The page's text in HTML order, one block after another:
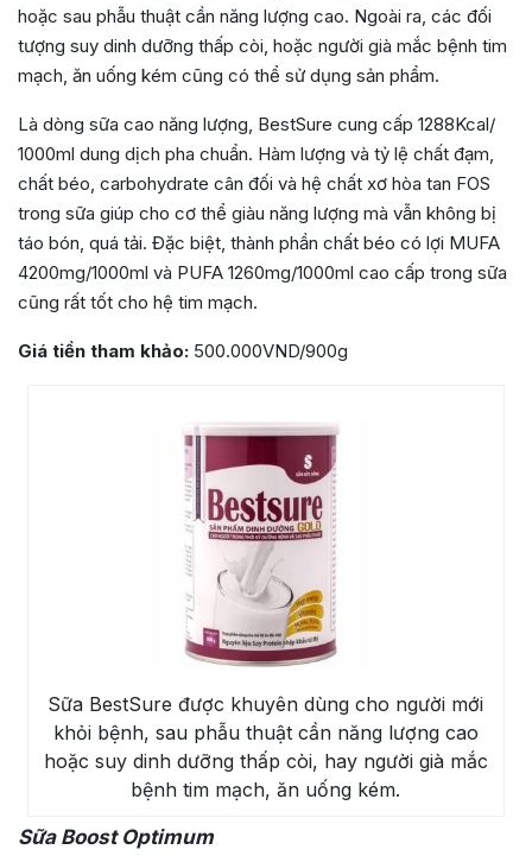
hoặc sau phẫu thuật cần năng lượng cao. Ngoài ra, các đối
tượng suy dinh dưỡng thấp còi, hoặc người già mắc bệnh tim
mạch, ăn uống kém cũng có thể sử dụng sản phẩm.
Là dòng sữa cao năng lượng, BestSure cung cấp 1288Kcal/
1000ml dung dịch pha chuẩn. Hàm lượng và tỷ lệ chất đạm,
chất béo, carbohydrate cân đối và hệ chất xơ hòa tan FOS
trong sữa giúp cho cơ thể giàu năng lượng mà vẫn không bị
táo bón, quá tải. Đặc biệt, thành phần chất béo có lợi MUFA
4200mg/1000ml và PUFA 1260mg/1000ml cao cấp trong sữa
cũng rất tốt cho hệ tim mạch.
Giá tiền tham khảo: 500.000VND/900g
Sữa BestSure được khuyên dùng cho người mới
khỏi bệnh, sau phẫu thuật cần năng lượng cao
hoặc suy dinh dưỡng thấp còi, hay người già mắc
bệnh tim mạch, ăn uống kém.
Sữa Boost Optimum